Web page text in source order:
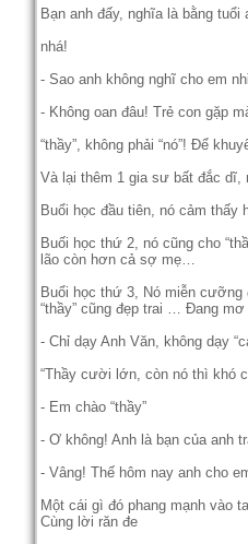
Bạn anh đấy, nghĩa là bằng
nhá!
- Sao anh không nghĩ cho em
- Không oan đâu! Trẻ con gặp
“thầy”, không phải “nó”! Để
Và lại thêm 1 gia sư bất đắc dĩ,
Buổi học đầu tiên, nó cảm thấy
Buối học thứ 2, nó cũng cho
lão còn hơn cả sợ mẹ…
Buổi học thứ 3, Nó miễn cưỡng
“thầy” cũng đẹp trai … Đang
- Chỉ dạy Anh Văn, không dạy
“Thầy cười lớn, còn nó thì khó
- Em chào “thầy”
- Ơ không! Anh là bạn của anh
- Vâng! Thế hôm nay anh cho
Một cái gì đó phang mạnh vào
Cùng lời răn đe